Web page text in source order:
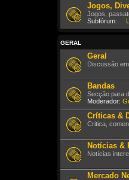
Jogos,
Jogos,
Subfórum:
GERAL
Geral
Discussão
Bandas
Secção para
Moderador:
Críticas &
Critica,
Notícias &
Notícias
Mercado